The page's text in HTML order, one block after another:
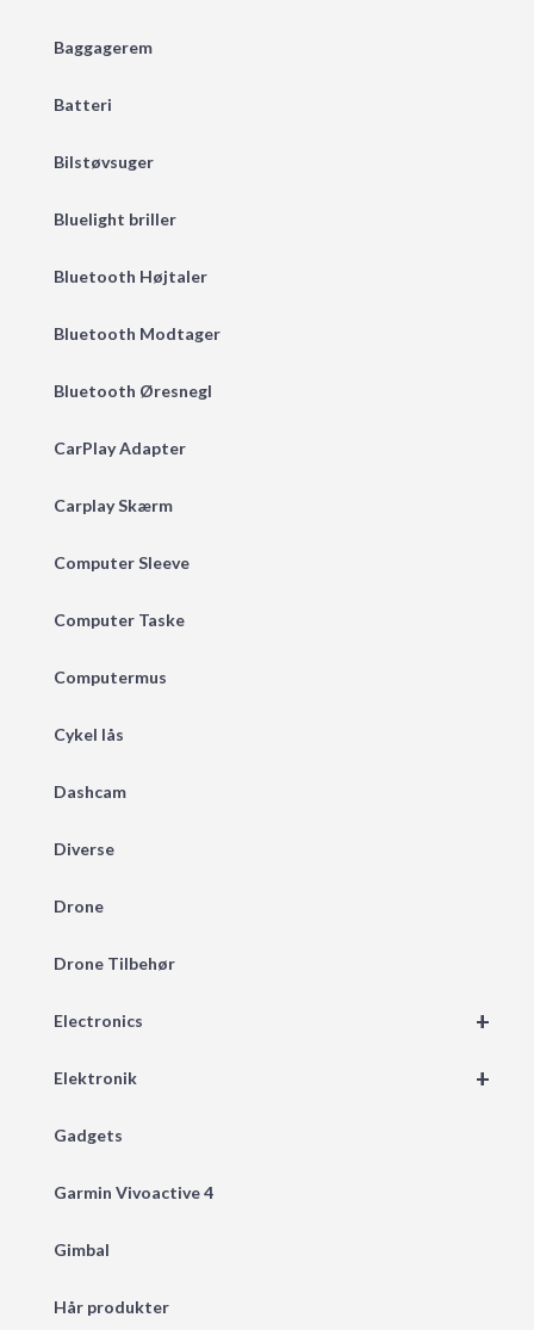
Baggagerem
Batteri
Bilstøvsuger
Bluelight briller
Bluetooth Højtaler
Bluetooth Modtager
Bluetooth Øresnegl
CarPlay Adapter
Carplay Skærm
Computer Sleeve
Computer Taske
Computermus
Cykel lås
Dashcam
Diverse
Drone
Drone Tilbehør
+
Electronics
+
Elektronik
Gadgets
Garmin Vivoactive 4
Gimbal
Hår produkter